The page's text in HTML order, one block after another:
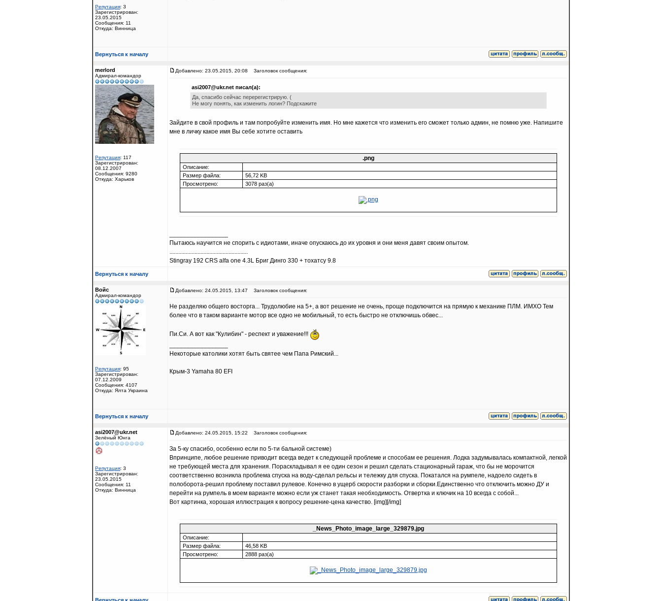
Репутация: 3
Зарегистрирован:
23.05.2015
Сообщения: 11
Откуда: Винница
Вернуться к началу
merlord
Адмирал-командор
Репутация: 117
Зарегистрирован:
08.12.2007
Сообщения: 9280
Откуда: Харьков
Добавлено: 23.05.2015, 20:08 Заголовок сообщения:
asi2007@ukr.net писал(а):
Да, спасибо сейчас перерегистрирую. (
Не могу понять, как изменить логин? Подскажите
Зайдите в свой профиль и там попробуйте изменить имя. Но мне кажется что изменить его сможет только админ, не помню уже. Напишите
мне в личку какое имя Вы себе хотите оставить
.png
Описание:
Размер файла:
56,72 KB
Просмотрено:
3078 раз(а)
Пытаюсь научится не спорить с идиотами, иначе опускаюсь до их уровня и они меня давят своим опытом.
.....................................................
Stingray 192 CRS alfa one 4.3L Бриг Динго 330 + тохатсу 9.8
Вернуться к началу
Войс
Адмирал-командор
Репутация: 95
Зарегистрирован:
07.12.2009
Сообщения: 4107
Откуда: Ялта Украина
Добавлено: 24.05.2015, 13:47 Заголовок сообщения:
Не разделяю общего восторга... Трудолюбие на 5+, а вот решение не очень, проще подключится на прямую к механике ПЛМ. ИМХО Тем
более что в таком варианте мотор все одно не мобильный, то есть быстро не отключишь обвес...
Пи.Си. А вот как "Кулибин" - респект и уважение!!!
Некоторые католики хотят быть святее чем Папа Римский...
Крым-3 Yamaha 80 EFI
Вернуться к началу
asi2007@ukr.net
Зелёный Юнга
Репутация: 3
Зарегистрирован:
23.05.2015
Сообщения: 11
Откуда: Винница
Добавлено: 24.05.2015, 15:22 Заголовок сообщения:
За 5-ку спасибо, особенно если по 5-ти бальной системе)
Впринципе, любое решение приводит всегда ведет к следующей проблеме и способам ее решения. Лодка задумывалась компактной, легкой
не требующей места для хранения. Пораскладывал я ее один сезон и решил сделать стационарный гараж, что бы не морочится
соответственно возникла проблема спуска на воду-сделал рельсы и тележку для спуска. Покатался на румпеле, надоело сидеть в
полоборота-решил проблему поставил рулевое. Конечно в ущерб скорости разборки и сборки.Единственно что отключить можно ДУ и
перейти на румпель в моем варианте можно если уж станет такая необходимость. Отвертка и ключик на 10 всегда с собой...
Вот картинка, хорошая иллюстрация к вопросу решение-цена качество. [img][/img]
_News_Photo_image_large_329879.jpg
Описание:
Размер файла:
46,58 KB
Просмотрено:
2888 раз(а)